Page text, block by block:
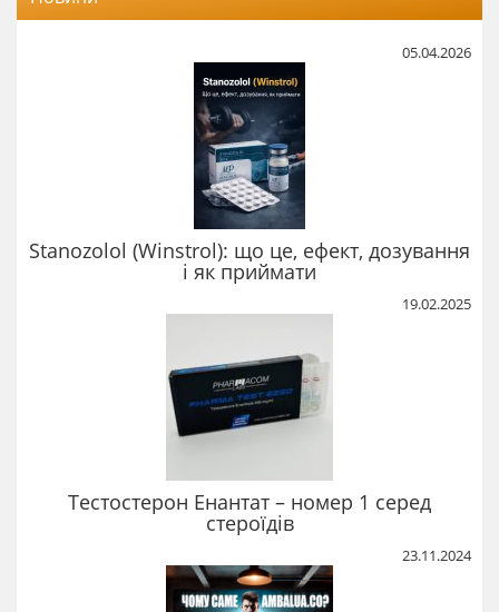
05.04.2026
Stanozolol (Winstrol): що це, ефект, дозування
і як приймати
19.02.2025
Тестостерон Енантат – номер 1 серед
стероїдів
23.11.2024